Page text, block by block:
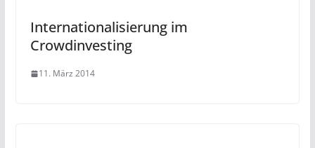
Internationalisierung im
Crowdinvesting
11. März 2014